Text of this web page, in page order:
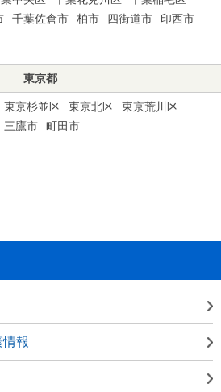
千葉佐倉市 柏市 四街道市
印西市
東京都
東京杉並区 東京北区
東京荒川区
三鷹市 町田市
報